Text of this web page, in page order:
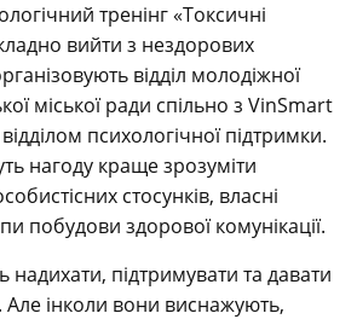
тренінг «Токсичні
вийти з нездорових
відділ молодіжної
міської ради спільно з VinSmart
психологічної підтримки.
нагоду краще зрозуміти
стосунків, власні
побудови здорової комунікації.
надихати, підтримувати та давати
Але інколи вони виснажують,